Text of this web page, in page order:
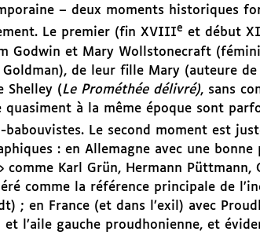
– deux moments historiques
Le premier (fin XVIIIe et début
Godwin et Mary Wollstonecraft
Goldman), de leur fille Mary (auteure de
Shelley (Le Prométhée délivré), sans
quasiment à la même époque sont
babouvistes. Le second moment est
: en Allemagne avec une
comme Karl Grün, Hermann
comme la référence principale de
; en France (et dans l’exil) avec
et l’aile gauche proudhonienne, et